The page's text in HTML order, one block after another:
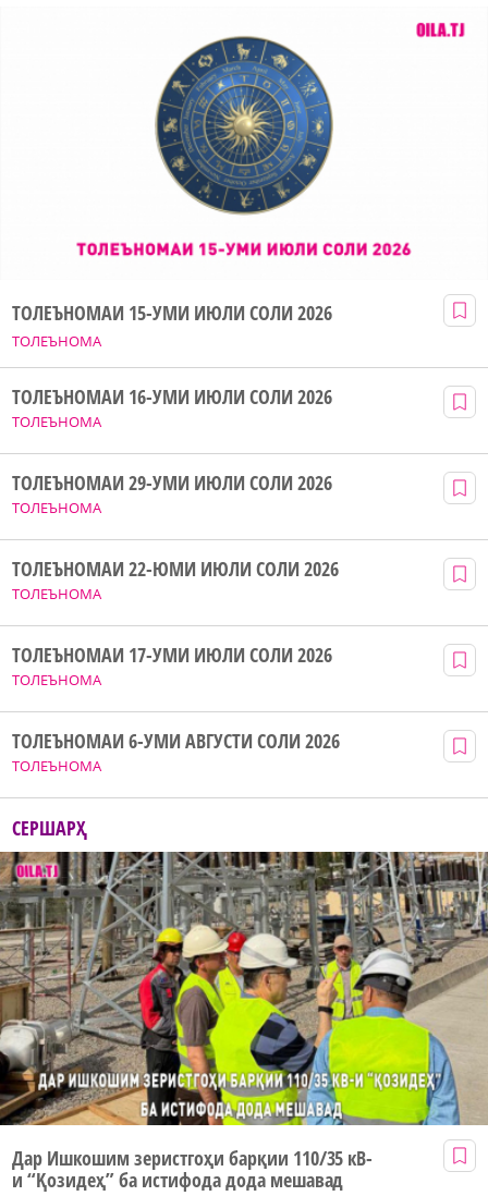
ТОЛЕЪНОМА
ТОЛЕЪНОМАИ 15-УМИ ИЮЛИ СОЛИ 2026
ТОЛЕЪНОМА
ТОЛЕЪНОМАИ 16-УМИ ИЮЛИ СОЛИ 2026
ТОЛЕЪНОМА
ТОЛЕЪНОМАИ 29-УМИ ИЮЛИ СОЛИ 2026
ТОЛЕЪНОМА
ТОЛЕЪНОМАИ 22-ЮМИ ИЮЛИ СОЛИ 2026
ТОЛЕЪНОМА
ТОЛЕЪНОМАИ 17-УМИ ИЮЛИ СОЛИ 2026
ТОЛЕЪНОМА
ТОЛЕЪНОМАИ 6-УМИ АВГУСТИ СОЛИ 2026
СЕРШАРҲ
Дар Ишкошим зеристгоҳи барқии 110/35 кВ-
и “Қозидеҳ” ба истифода дода мешавад